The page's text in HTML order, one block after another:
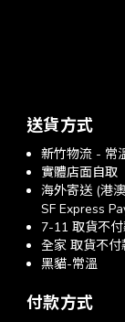
送貨方式
新竹物流 - 常
實體店面自取
海外寄送 (港
SF Express
7-11 取貨不付
全家 取貨不付
黑貓-常溫
付款方式